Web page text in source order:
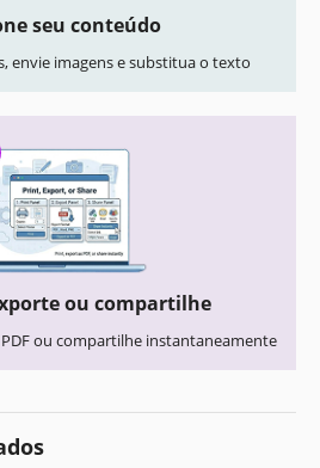
seu conteúdo
envie imagens e substitua o texto
ou compartilhe
ou compartilhe instantaneamente